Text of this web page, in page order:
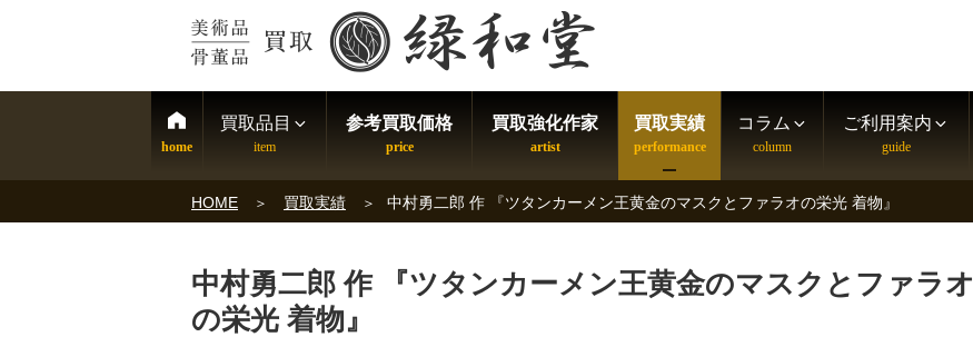
買取品目 参考買取価格 買取強化作家 買取実績 コラム ご利用案内
HOME 買取実績 中村勇二郎 作 『ツタンカーメン王黄金のマスクとファラオの栄光 着物』
中村勇二郎 作 『ツタンカーメン王黄金のマスクとファラオ
の栄光 着物』